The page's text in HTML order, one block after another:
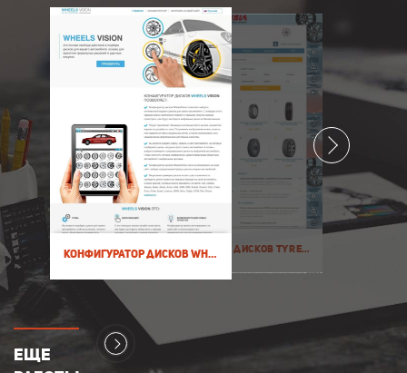
Конфигуратор дисков Wheels Vision Биржа шин и дисков TyreTrader
Еще